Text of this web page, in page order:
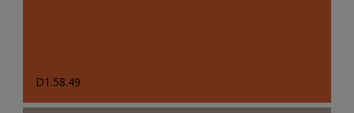
D1.58.49